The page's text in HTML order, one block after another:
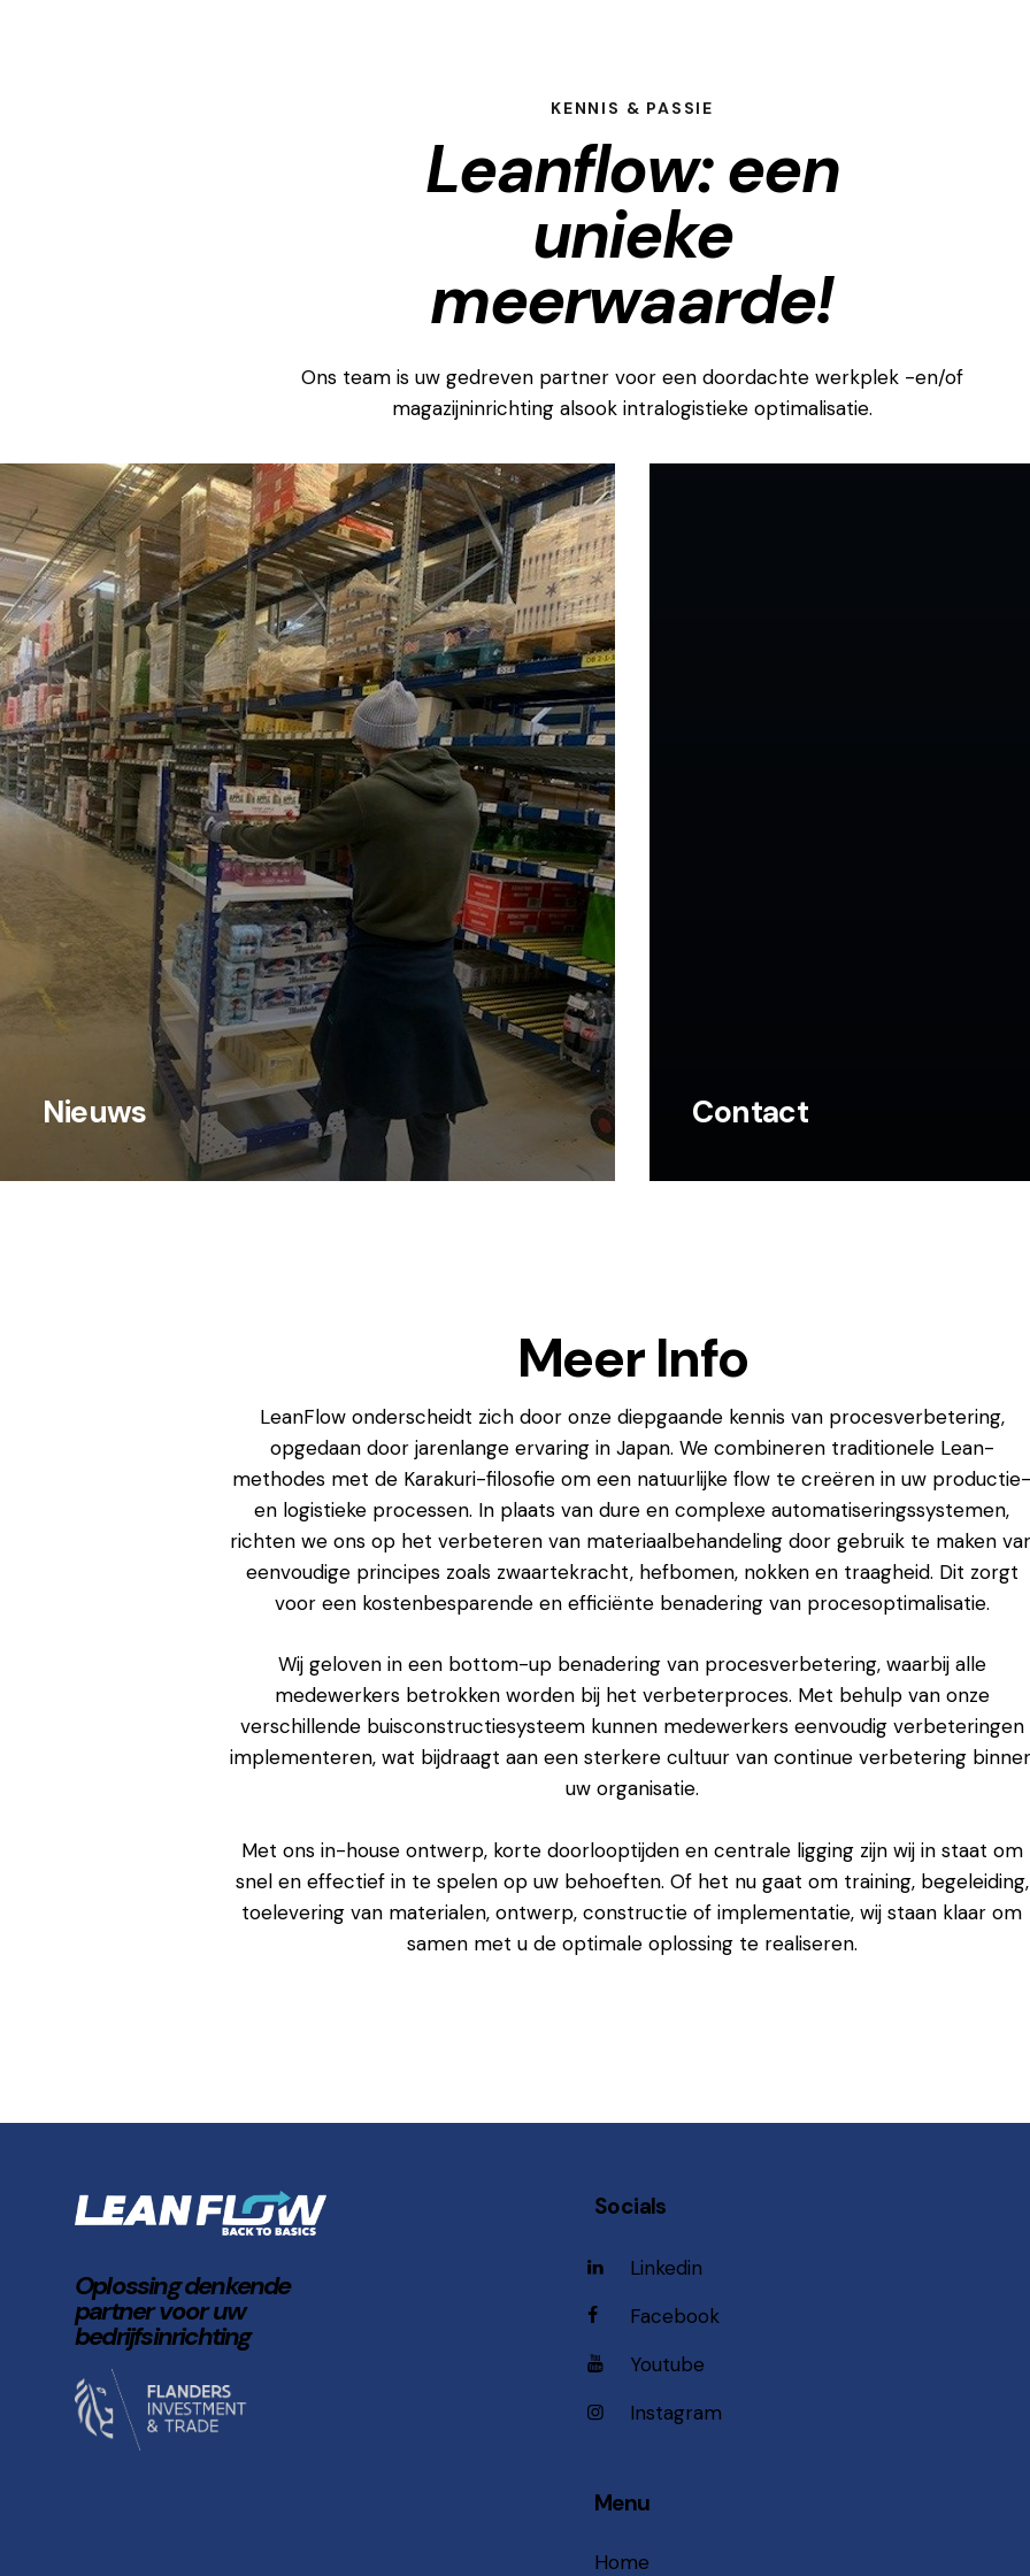
KENNIS & PASSIE
Leanflow: een
unieke
meerwaarde!
Ons team is uw gedreven partner voor een doordachte werkplek -en/of
magazijninrichting alsook intralogistieke optimalisatie.
Nieuws Contact
Meer Info
LeanFlow onderscheidt zich door onze diepgaande kennis van procesverbetering,
opgedaan door jarenlange ervaring in Japan. We combineren traditionele Lean-
methodes met de Karakuri-filosofie om een natuurlijke flow te creëren in uw
en logistieke processen. In plaats van dure en complexe automatiseringssystemen,
richten we ons op het verbeteren van materiaalbehandeling door gebruik te maken
eenvoudige principes zoals zwaartekracht, hefbomen, nokken en traagheid. Dit zorgt
voor een kostenbesparende en efficiënte benadering van procesoptimalisatie.
Wij geloven in een bottom-up benadering van procesverbetering, waarbij alle
medewerkers betrokken worden bij het verbeterproces. Met behulp van onze
verschillende buisconstructiesysteem kunnen medewerkers eenvoudig verbeteringen
implementeren, wat bijdraagt aan een sterkere cultuur van continue verbetering
uw organisatie.
Met ons in-house ontwerp, korte doorlooptijden en centrale ligging zijn wij in staat om
snel en effectief in te spelen op uw behoeften. Of het nu gaat om training, begeleiding,
toelevering van materialen, ontwerp, constructie of implementatie, wij staan klaar om
samen met u de optimale oplossing te realiseren.
Oplossing denkende
partner voor uw
bedrijfsinrichting
Socials
Linkedin
Facebook
Youtube
Instagram
Menu
Home